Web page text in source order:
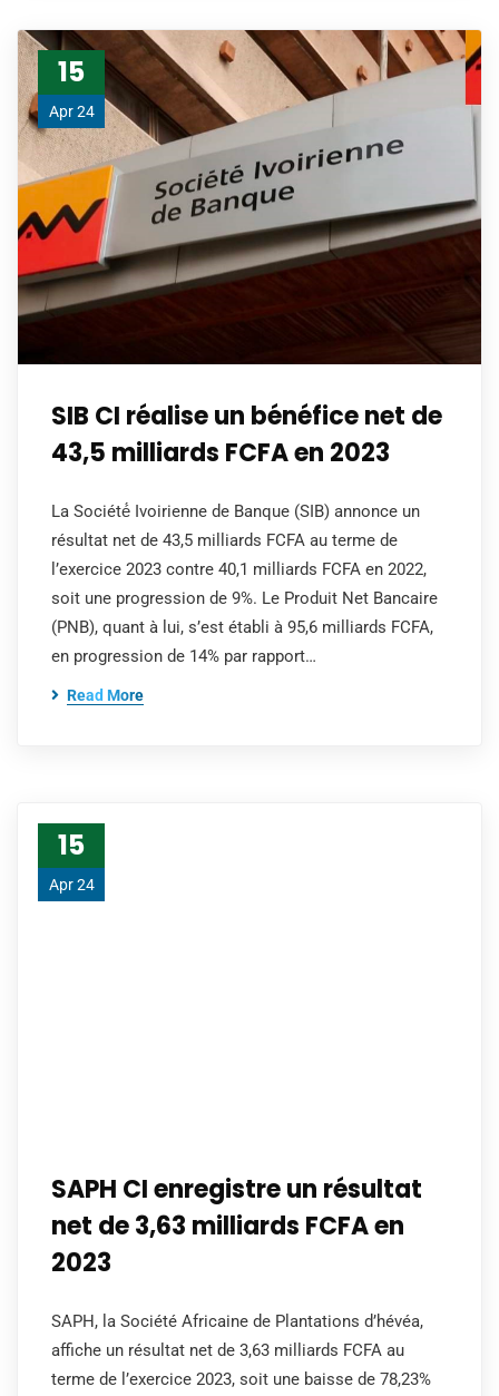
15
Apr 24
SIB CI réalise un bénéfice net de
43,5 milliards FCFA en 2023
La Société́ Ivoirienne de Banque (SIB) annonce un
résultat net de 43,5 milliards FCFA au terme de
l’exercice 2023 contre 40,1 milliards FCFA en 2022,
soit une progression de 9%. Le Produit Net Bancaire
(PNB), quant à lui, s’est établi à 95,6 milliards FCFA,
en progression de 14% par rapport…
Read More
15
Apr 24
SAPH CI enregistre un résultat
net de 3,63 milliards FCFA en
2023
SAPH, la Société Africaine de Plantations d’hévéa,
affiche un résultat net de 3,63 milliards FCFA au
terme de l’exercice 2023, soit une baisse de 78,23%